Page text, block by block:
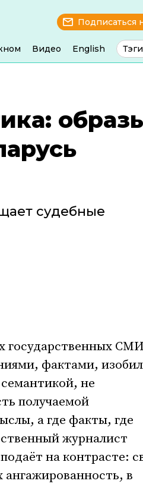
Подписаться
Видео English Тэги
судебные
государственных
фактами,
не
получаемой
а где факты, где
журналист
на контрасте:
ангажированность, в